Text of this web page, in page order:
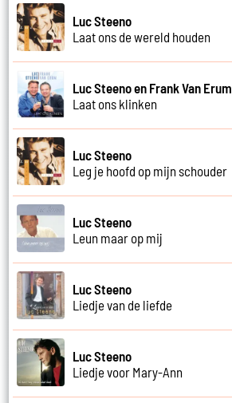
Luc Steeno
Laat ons de wereld houden
Luc Steeno en Frank Van Erum
Laat ons klinken
Luc Steeno
Leg je hoofd op mijn schouder
Luc Steeno
Leun maar op mij
Luc Steeno
Liedje van de liefde
Luc Steeno
Liedje voor Mary-Ann